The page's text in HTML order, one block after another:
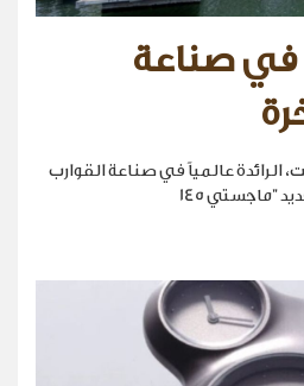
في صناعة
عالمياً في صناعة القوارب
"ماجستي 145